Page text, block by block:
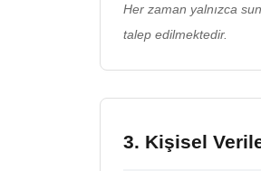
Her zaman yalnızca
talep edilmektedir.
3. Kişisel